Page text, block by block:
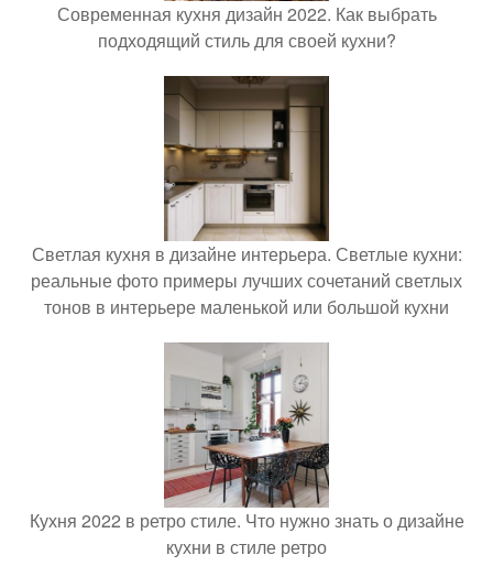
Современная кухня дизайн 2022. Как выбрать
подходящий стиль для своей кухни?
Светлая кухня в дизайне интерьера. Светлые кухни:
реальные фото примеры лучших сочетаний светлых
тонов в интерьере маленькой или большой кухни
Кухня 2022 в ретро стиле. Что нужно знать о дизайне
кухни в стиле ретро